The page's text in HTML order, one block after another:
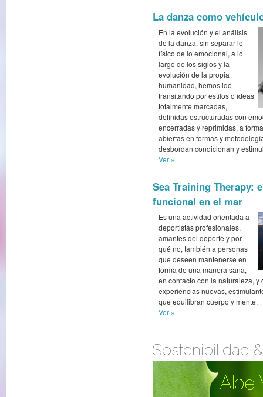
La danza como
En la evolución y el análisis
de la danza, sin separar lo
físico de lo emocional, a lo
largo de los siglos y la
evolución de la propia
humanidad, hemos ido
transitando por estilos o ideas
totalmente marcadas,
definidas estructuradas con
encerradas y reprimidas, a
abiertas en formas y
desbordan condicionan y
Ver »
Sea Training Therapy:
funcional en el mar
Es una actividad orientada a
deportistas profesionales,
amantes del deporte y por
qué no, también a personas
que deseen mantenerse en
forma de una manera sana,
en contacto con la naturaleza, y
experiencias nuevas,
que equilibran cuerpo y mente.
Ver »
Sostenibilidad